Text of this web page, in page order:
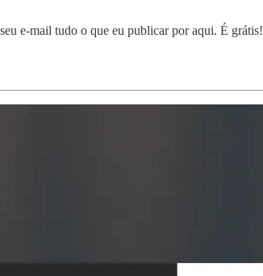
e-mail tudo o que eu publicar por aqui. É grátis!